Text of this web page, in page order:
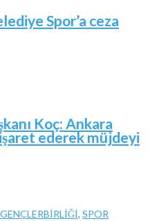
Spor’a ceza
Koç: Ankara
işaret ederek müjdeyi
GENÇLERBİRLİĞİ, SPOR